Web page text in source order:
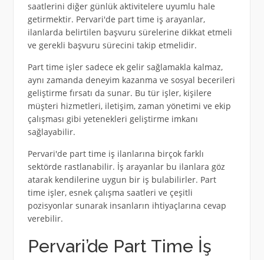
saatlerini diğer günlük aktivitelere uyumlu hale
getirmektir. Pervari'de part time iş arayanlar,
ilanlarda belirtilen başvuru sürelerine dikkat etmeli
ve gerekli başvuru sürecini takip etmelidir.
Part time işler sadece ek gelir sağlamakla kalmaz,
aynı zamanda deneyim kazanma ve sosyal becerileri
geliştirme fırsatı da sunar. Bu tür işler, kişilere
müşteri hizmetleri, iletişim, zaman yönetimi ve ekip
çalışması gibi yetenekleri geliştirme imkanı
sağlayabilir.
Pervari'de part time iş ilanlarına birçok farklı
sektörde rastlanabilir. İş arayanlar bu ilanlara göz
atarak kendilerine uygun bir iş bulabilirler. Part
time işler, esnek çalışma saatleri ve çeşitli
pozisyonlar sunarak insanların ihtiyaçlarına cevap
verebilir.
Pervari’de Part Time İş